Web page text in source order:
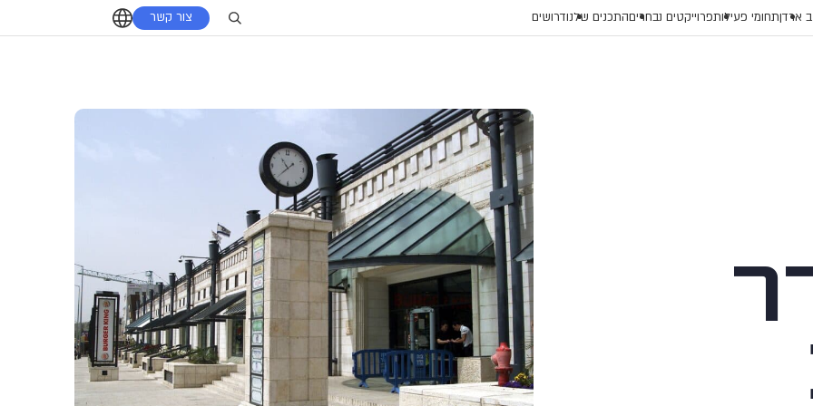
ארדןתחומי פעילותפרוייקטים נבחריםהתכנים שלנודרושים צור קשר